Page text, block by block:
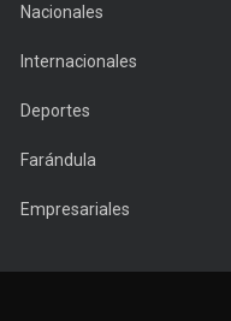
Nacionales
Internacionales
Deportes
Farándula
Empresariales